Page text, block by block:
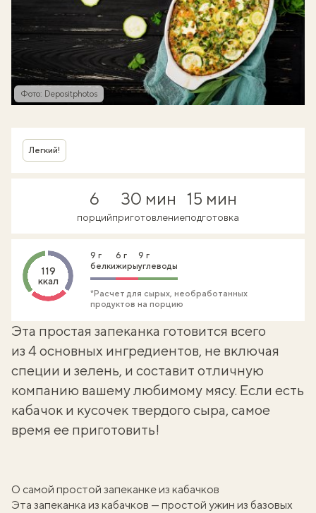
Фото: Depositphotos
Легкий!
6
порций
30 мин
приготовление
15 мин
подготовка
119
ккал
9 г
белки
6 г
жиры
9 г
углеводы
*Расчет для сырых, необработанных
продуктов на порцию
Эта простая запеканка готовится всего
из 4 основных ингредиентов, не включая
специи и зелень, и составит отличную
компанию вашему любимому мясу. Если есть
кабачок и кусочек твердого сыра, самое
время ее приготовить!
О самой простой запеканке из кабачков
Эта запеканка из кабачков — простой ужин из базовых